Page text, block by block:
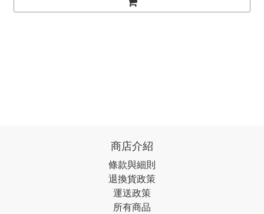
商店介紹
條款與細則
退換貨政策
運送政策
所有商品